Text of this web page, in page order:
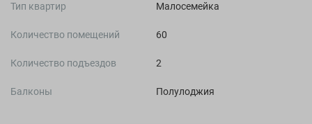
Тип квартир Малосемейка
Количество помещений 60
Количество подъездов 2
Балконы Полулоджия